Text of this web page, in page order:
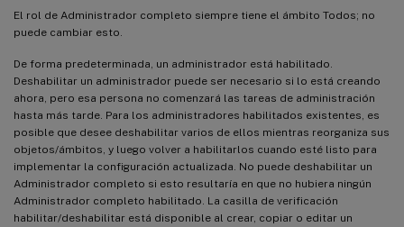
El rol de Administrador completo siempre tiene el ámbito Todos; no
puede cambiar esto.
De forma predeterminada, un administrador está habilitado.
Deshabilitar un administrador puede ser necesario si lo está creando
ahora, pero esa persona no comenzará las tareas de administración
hasta más tarde. Para los administradores habilitados existentes, es
posible que desee deshabilitar varios de ellos mientras reorganiza sus
objetos/ámbitos, y luego volver a habilitarlos cuando esté listo para
implementar la configuración actualizada. No puede deshabilitar un
Administrador completo si esto resultaría en que no hubiera ningún
Administrador completo habilitado. La casilla de verificación
habilitar/deshabilitar está disponible al crear, copiar o editar un